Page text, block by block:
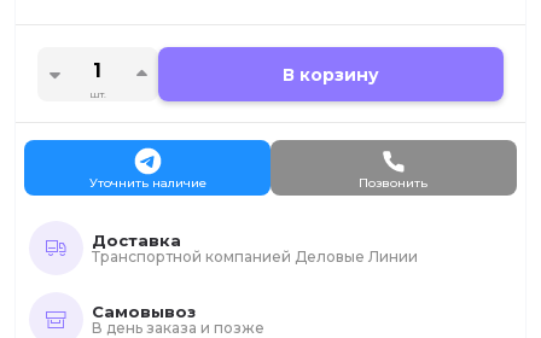
шт.
В корзину
Уточнить наличие Позвонить
Доставка
Транспортной компанией Деловые Линии
Самовывоз
В день заказа и позже